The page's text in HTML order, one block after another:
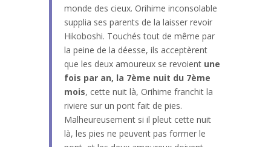
monde des cieux. Orihime inconsolable
supplia ses parents de la laisser revoir
Hikoboshi. Touchés tout de même par
la peine de la déesse, ils acceptèrent
que les deux amoureux se revoient une
fois par an, la 7ème nuit du 7ème
mois, cette nuit là, Orihime franchit la
riviere sur un pont fait de pies.
Malheureusement si il pleut cette nuit
là, les pies ne peuvent pas former le